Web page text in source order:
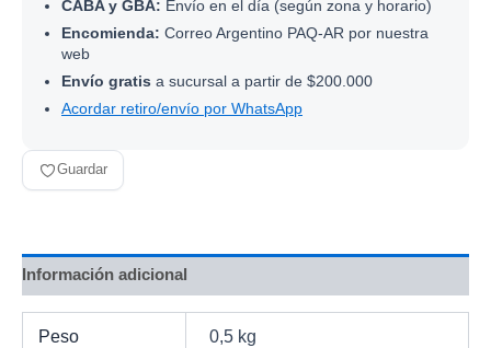
CABA y GBA: Envío en el día (según zona y horario)
Encomienda: Correo Argentino PAQ-AR por nuestra
web
Envío gratis a sucursal a partir de $200.000
Acordar retiro/envío por WhatsApp
Guardar
Información adicional
Peso 0,5 kg